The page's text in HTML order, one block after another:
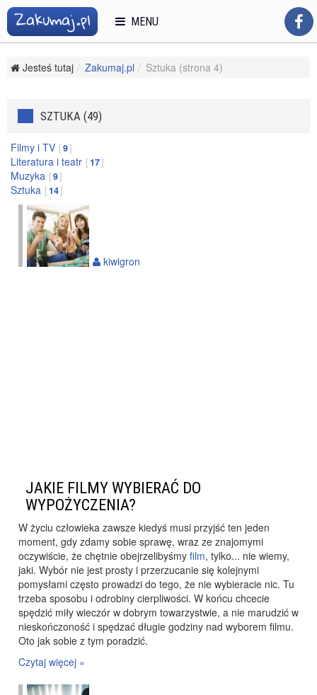
Jesteś tutaj Zakumaj.pl Sztuka (strona 4)
SZTUKA (49)
Filmy i TV 9
Literatura i teatr 17
Muzyka 9
Sztuka 14
JAKIE FILMY WYBIERAĆ DO
WYPOŻYCZENIA?
W życiu człowieka zawsze kiedyś musi przyjść ten jeden
moment, gdy zdamy sobie sprawę, wraz ze znajomymi
oczywiście, że chętnie obejrzelibyśmy film, tylko... nie wiemy,
jaki. Wybór nie jest prosty i przerzucanie się kolejnymi
pomysłami często prowadzi do tego, że nie wybieracie nic. Tu
trzeba sposobu i odrobiny cierpliwości. W końcu chcecie
spędzić miły wieczór w dobrym towarzystwie, a nie marudzić w
nieskończoność i spędzać długie godziny nad wyborem filmu.
Oto jak sobie z tym poradzić.
Czytaj więcej »
kiwigron
MENU